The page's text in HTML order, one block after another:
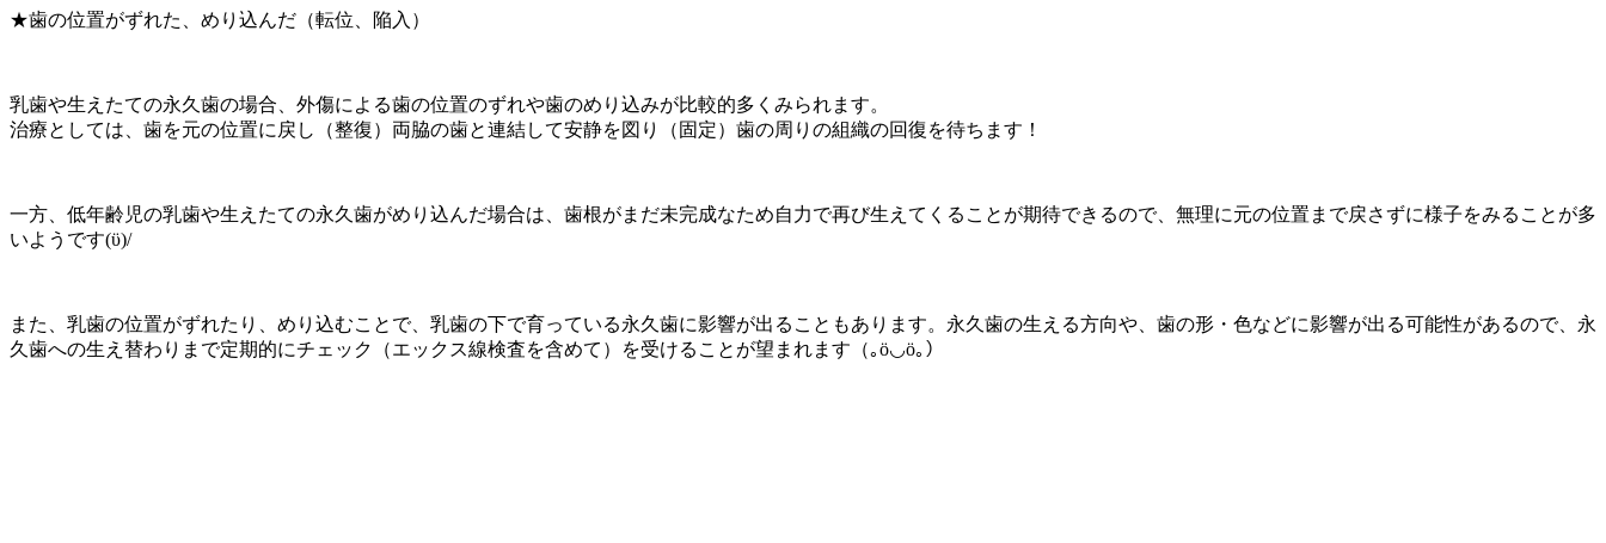
★歯の位置がずれた、めり込んだ（転位、陥入）
乳歯や生えたての永久歯の場合、外傷による歯の位置のずれや歯のめり込みが比較的多くみられます。
治療としては、歯を元の位置に戻し（整復）両脇の歯と連結して安静を図り（固定）歯の周りの組織の回復を待ちます！
一方、低年齢児の乳歯や生えたての永久歯がめり込んだ場合は、歯根がまだ未完成なため自力で再び生えてくることが期待できるので、無理に元の位置まで戻さずに様子をみることが多
いようです(ϋ)/
また、乳歯の位置がずれたり、めり込むことで、乳歯の下で育っている永久歯に影響が出ることもあります。永久歯の生える方向や、歯の形・色などに影響が出る可能性があるので、永
久歯への生え替わりまで定期的にチェック（エックス線検査を含めて）を受けることが望まれます（｡ӧ◡ӧ｡）